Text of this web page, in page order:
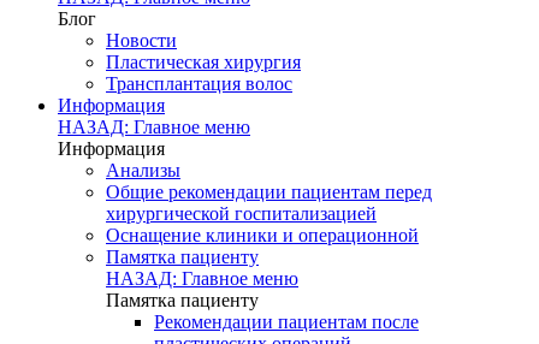
Блог
Новости
Пластическая хирургия
Трансплантация волос
Информация
НАЗАД: Главное меню
Информация
Анализы
Общие рекомендации пациентам перед
хирургической госпитализацией
Оснащение клиники и операционной
Памятка пациенту
НАЗАД: Главное меню
Памятка пациенту
Рекомендации пациентам после